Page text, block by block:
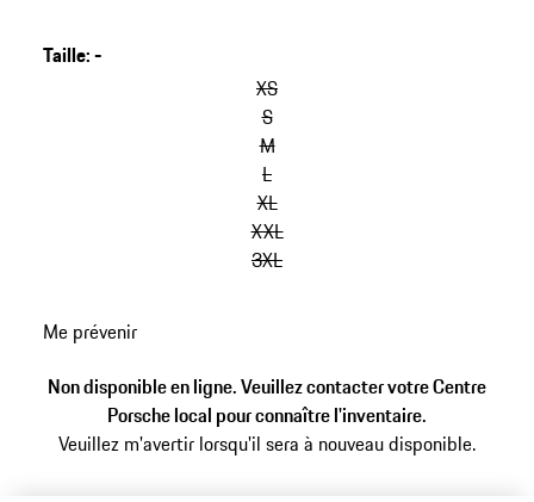
devant et le dos. Poches fendues avec fermeture à
Taille:-
XS
S
M
L
XL
XXL
3XL
aux
(Taille)
Me prévenir
Non disponible en ligne. Veuillez contacter votre Centre
Porsche local pour connaître l'inventaire.
Veuillez m'avertir lorsqu'il sera à nouveau disponible.